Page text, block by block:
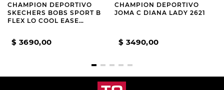
CHAMPION DEPORTIVO
SKECHERS BOBS SPORT B
FLEX LO COOL EASE
$ 3690,00
CHAMPION DEPORTIVO
JOMA C DIANA LADY 2621
$ 3490,00